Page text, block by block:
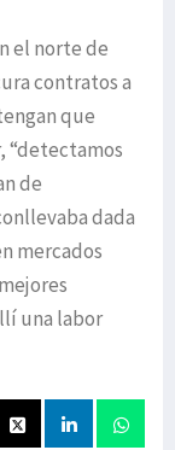
el norte de
contratos a
que
“detectamos
de
dada
mercados
una labor